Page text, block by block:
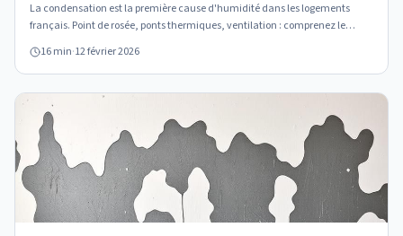
La condensation est la première cause d'humidité dans les logements
français. Point de rosée, ponts thermiques, ventilation : comprenez le
16 min·12 février 2026